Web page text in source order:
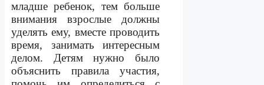
младше ребенок, тем больше
внимания взрослые должны
уделять ему, вместе проводить
время, занимать интересным
делом. Детям нужно было
объяснить правила участия,